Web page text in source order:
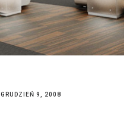
GRUDZIEŃ 9, 2008